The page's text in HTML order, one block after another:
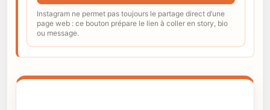
Instagram ne permet pas toujours le partage direct d’une
page web : ce bouton prépare le lien à coller en story, bio
ou message.